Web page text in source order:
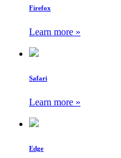
Firefox
Learn more »
Safari
Learn more »
Edge